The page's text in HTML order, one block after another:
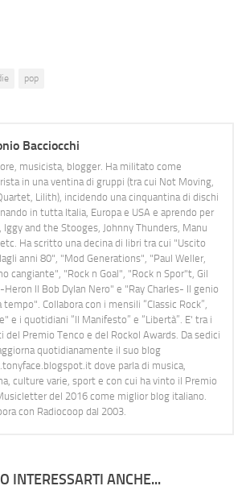
pop
Bacciocchi
musicista, blogger. Ha militato come
in una ventina di gruppi (tra cui Not Moving,
Lilith), incidendo una cinquantina di dischi
in tutta Italia, Europa e USA e aprendo per
Iggy and the Stooges, Johnny Thunders, Manu
etc. Ha scritto una decina di libri tra cui "Uscito
anni 80", "Mod Generations", "Paul Weller,
cangiante", "Rock n Goal", "Rock n Spor"t, Gil
Il Bob Dylan Nero" e "Ray Charles- Il genio
tempo". Collabora con i mensili “Classic Rock”,
e i quotidiani “Il Manifesto” e “Libertà”. E' tra i
del Premio Tenco e del Rockol Awards. Da sedici
quotidianamente il suo blog
dove parla di musica,
culture varie, sport e con cui ha vinto il Premio
del 2016 come miglior blog italiano.
con Radiocoop dal 2003.
INTERESSARTI ANCHE...